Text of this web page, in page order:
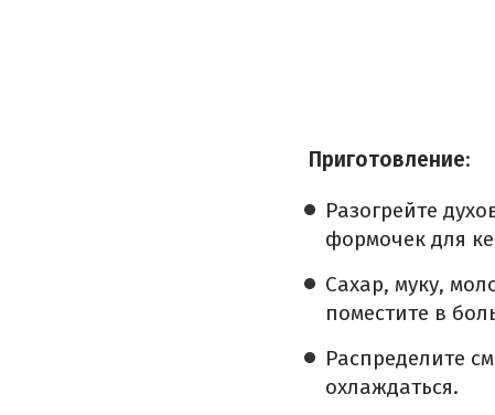
Приготовление:
Разогрейте
формочек для
Сахар, муку,
поместите в
Распределите
охлаждаться.